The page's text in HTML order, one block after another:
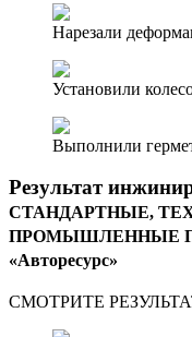
Нарезали
Установили
Выполнили
Результат
СТАНДАРТНЫЕ,
ПРОМЫШЛЕННЫЕ
«Авторесурс»
СМОТРИТЕ